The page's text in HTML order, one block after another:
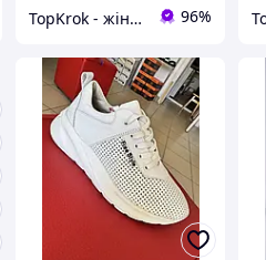
TopKrok - жіноче та чоловіче взуття, жіночі сумки та верхній одяг 96%